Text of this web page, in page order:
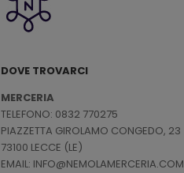
DOVE TROVARCI
MERCERIA
TELEFONO: 0832 770275
PIAZZETTA GIROLAMO CONGEDO, 23
73100 LECCE (LE)
EMAIL: INFO@NEMOLAMERCERIA.COM